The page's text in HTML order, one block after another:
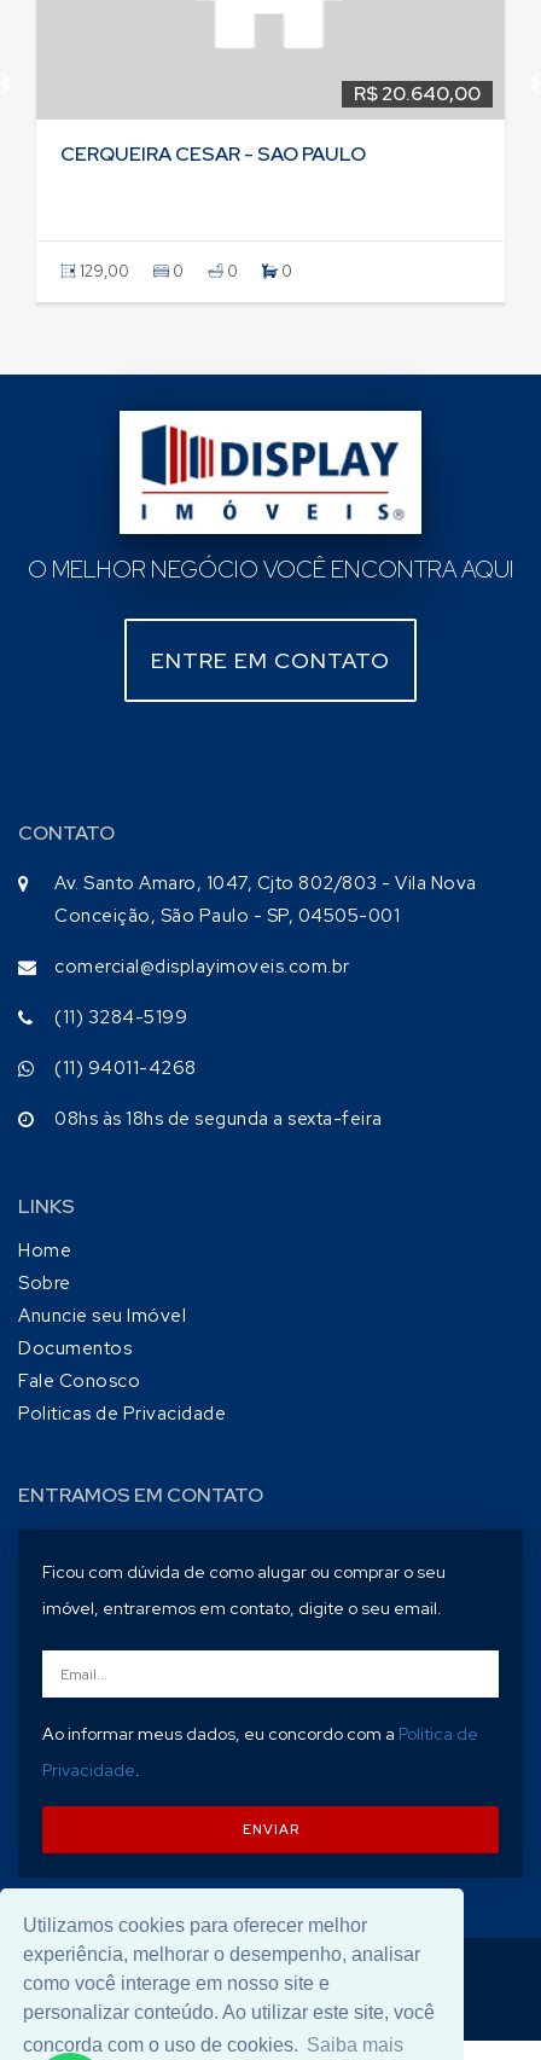
Utilizamos cookies para oferecer melhor
experiência, melhorar o desempenho, analisar
como você interage em nosso site e
personalizar conteúdo. Ao utilizar este site, você
concorda com o uso de cookies. Saiba mais
R$ 20.640,00
CERQUEIRA CESAR - SAO PAULO
129,00 0 0 0
O MELHOR NEGÓCIO VOCÊ ENCONTRA AQUI
ENTRE EM CONTATO
CONTATO
Av. Santo Amaro, 1047, Cjto 802/803 - Vila Nova
Conceição, São Paulo - SP, 04505-001
comercial@displayimoveis.com.br
(11) 3284-5199
(11) 94011-4268
08hs às 18hs de segunda a sexta-feira
LINKS
Home
Sobre
Anuncie seu Imóvel
Documentos
Fale Conosco
Politicas de Privacidade
ENTRAMOS EM CONTATO
Ficou com dúvida de como alugar ou comprar o seu
imóvel, entraremos em contato, digite o seu email.
Ao informar meus dados, eu concordo com a Política de
Privacidade.
ENVIAR
© 2026 Desenvolvido porUniversal Software